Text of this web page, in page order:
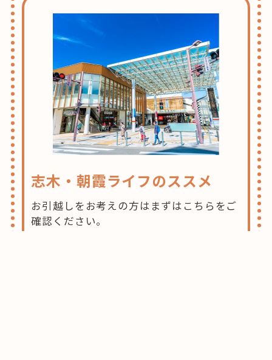
志木・朝霞ライフのススメ
お引越しをお考えの方はまずはこちらをご
確認ください。